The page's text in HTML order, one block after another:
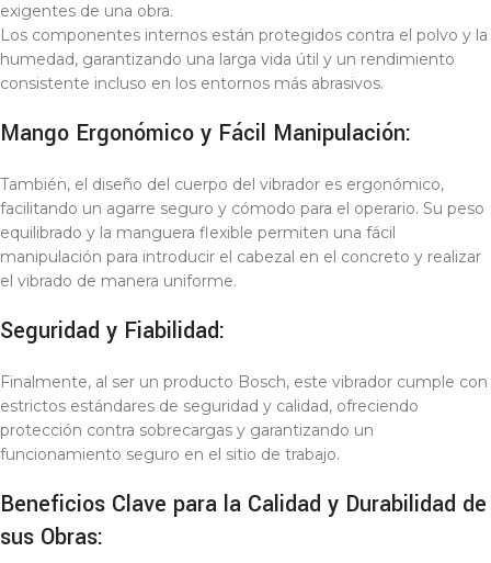
exigentes de una obra.
Los componentes internos están protegidos contra el polvo y la
humedad, garantizando una larga vida útil y un rendimiento
consistente incluso en los entornos más abrasivos.
Mango Ergonómico y Fácil Manipulación:
También, el diseño del cuerpo del vibrador es ergonómico,
facilitando un agarre seguro y cómodo para el operario. Su peso
equilibrado y la manguera flexible permiten una fácil
manipulación para introducir el cabezal en el concreto y realizar
el vibrado de manera uniforme.
Seguridad y Fiabilidad:
Finalmente, al ser un producto Bosch, este vibrador cumple con
estrictos estándares de seguridad y calidad, ofreciendo
protección contra sobrecargas y garantizando un
funcionamiento seguro en el sitio de trabajo.
Beneficios Clave para la Calidad y Durabilidad de
sus Obras: